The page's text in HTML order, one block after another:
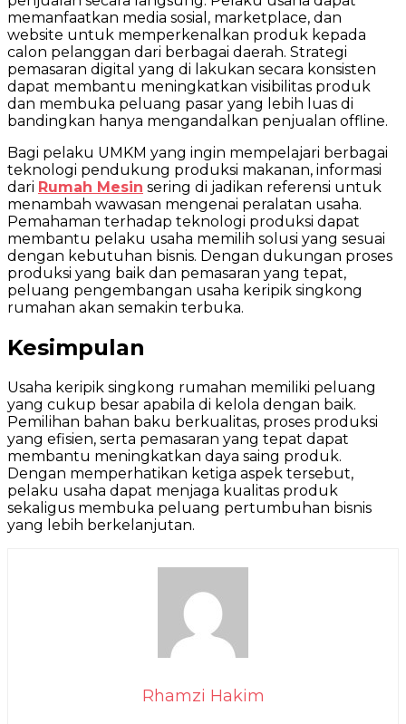
memanfaatkan media sosial, marketplace, dan
website untuk memperkenalkan produk kepada
calon pelanggan dari berbagai daerah. Strategi
pemasaran digital yang di lakukan secara konsisten
dapat membantu meningkatkan visibilitas produk
dan membuka peluang pasar yang lebih luas di
bandingkan hanya mengandalkan penjualan offline.
Bagi pelaku UMKM yang ingin mempelajari berbagai
teknologi pendukung produksi makanan, informasi
dari Rumah Mesin sering di jadikan referensi untuk
menambah wawasan mengenai peralatan usaha.
Pemahaman terhadap teknologi produksi dapat
membantu pelaku usaha memilih solusi yang sesuai
dengan kebutuhan bisnis. Dengan dukungan proses
produksi yang baik dan pemasaran yang tepat,
peluang pengembangan usaha keripik singkong
rumahan akan semakin terbuka.
Kesimpulan
Usaha keripik singkong rumahan memiliki peluang
yang cukup besar apabila di kelola dengan baik.
Pemilihan bahan baku berkualitas, proses produksi
yang efisien, serta pemasaran yang tepat dapat
membantu meningkatkan daya saing produk.
Dengan memperhatikan ketiga aspek tersebut,
pelaku usaha dapat menjaga kualitas produk
sekaligus membuka peluang pertumbuhan bisnis
yang lebih berkelanjutan.
Rhamzi Hakim